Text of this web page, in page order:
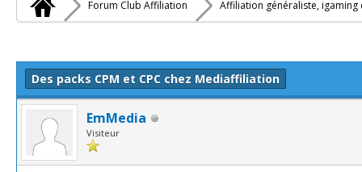
Forum Club Affiliation Affiliation généraliste, igaming
Des packs CPM et CPC chez Mediaffiliation
EmMedia
Visiteur